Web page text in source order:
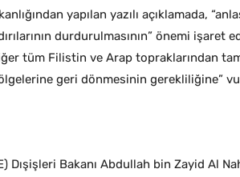
yapılan yazılı açıklamada,
durdurulmasının” önemi işaret
tüm Filistin ve Arap topraklarından
geri dönmesinin gerekliliğine”
Dışişleri Bakanı Abdullah bin Zayid Al